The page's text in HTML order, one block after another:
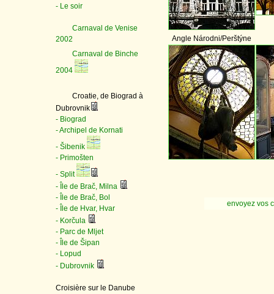
- Le soir
Carnaval de Venise
2002
Carnaval de Binche
2004
Croatie, de Biograd à
Dubrovnik
- Biograd
- Archipel de Kornati
- Šibenik
- Primošten
- Split
- Île de Brač, Milna
- Île de Brač, Bol
- Île de Hvar, Hvar
- Korčula
- Parc de Mljet
- Île de Šipan
- Lopud
- Dubrovnik
Croisière sur le Danube
Angle Národni/Perštýne
envoyez vos